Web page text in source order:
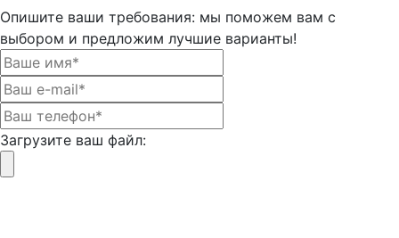
Опишите ваши требования: мы поможем вам с
выбором и предложим лучшие варианты!
Загрузите ваш файл: